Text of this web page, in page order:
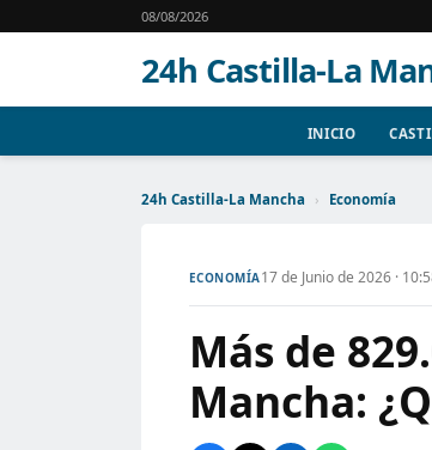
08/08/2026
24h Castilla-La
INICIO
24h Castilla-La Mancha › Economía
ECONOMÍA17 de Junio de 2026 ·
Más de
Mancha: